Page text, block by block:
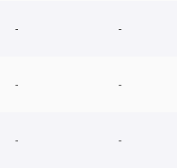
- -
- -
- -